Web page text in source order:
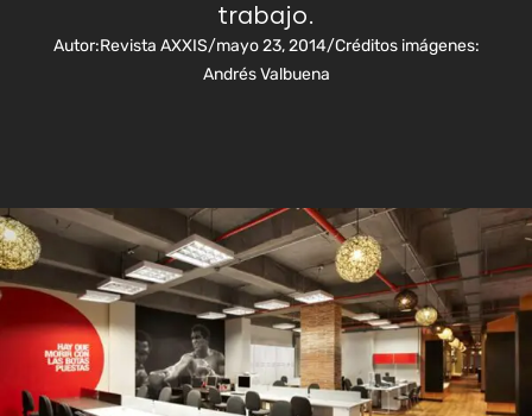
trabajo.
Autor:Revista AXXIS/mayo 23, 2014/Créditos imágenes:
Andrés Valbuena